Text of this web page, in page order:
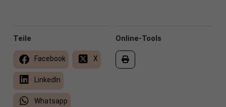
Online-Tools
Teile
Facebook X
LinkedIn
Whatsapp